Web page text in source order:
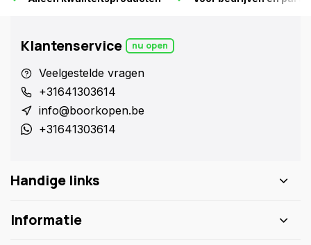
Klantenservice nu open
Veelgestelde vragen
+31641303614
info@boorkopen.be
+31641303614
Handige links
Informatie